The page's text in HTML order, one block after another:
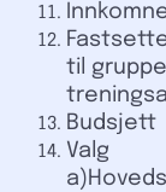
til
Budsjett
Valg